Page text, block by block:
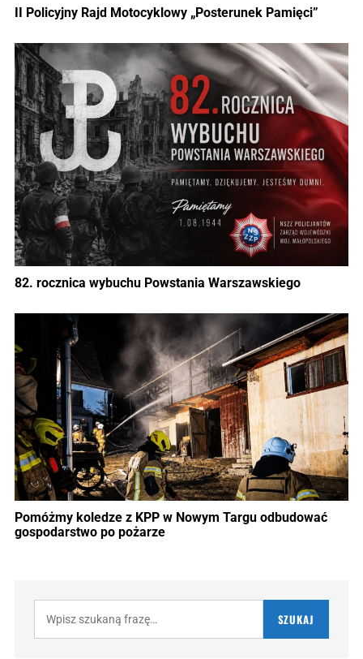
II Policyjny Rajd Motocyklowy „Posterunek Pamięci”
82. rocznica wybuchu Powstania Warszawskiego
Pomóżmy koledze z KPP w Nowym Targu odbudować
gospodarstwo po pożarze
SZUKAJ